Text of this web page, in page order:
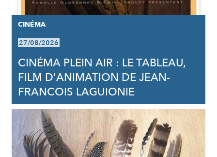
CINÉMA
27/08/2026
CINÉMA PLEIN AIR : LE TABLEAU,
FILM D'ANIMATION DE JEAN-
FRANCOIS LAGUIONIE